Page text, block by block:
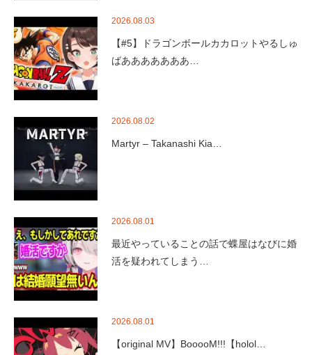
2026.08.03
【#5】ドラゴンボールカカロットやるしゅ
ばあああああああ…
2026.08.02
Martyr – Takanashi Kia…
2026.08.01
最近やっていることの話で蝶屋はなびに婚
活を疑われてしまう…
2026.08.01
【original MV】BooooM!!!【holol…